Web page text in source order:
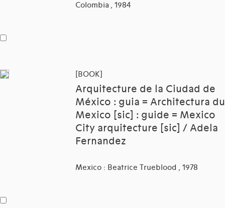
Colombia , 1984
[BOOK]
Arquitecture de la Ciudad de
México : guia = Architectura du
Mexico [sic] : guide = Mexico
City arquitecture [sic] / Adela
Fernandez
Mexico : Beatrice Trueblood , 1978